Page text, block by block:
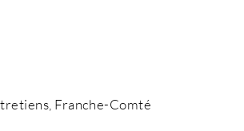
Franche-Comté